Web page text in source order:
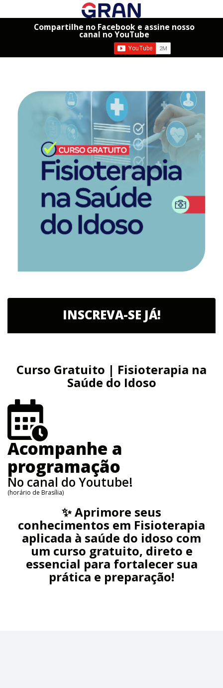
Compartilhe no Facebook e assine nosso
canal no YouTube
INSCREVA-SE JÁ!
Curso Gratuito | Fisioterapia na
Saúde do Idoso
Acompanhe a
programação
No canal do Youtube!
(horário de Brasília)
✨ Aprimore seus
conhecimentos em Fisioterapia
aplicada à saúde do idoso com
um curso gratuito, direto e
essencial para fortalecer sua
prática e preparação!